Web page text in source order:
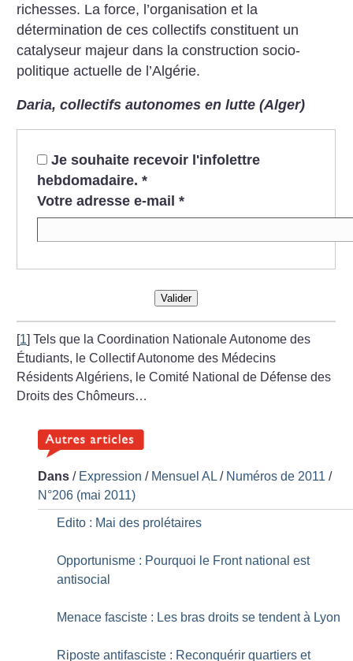
richesses. La force, l’organisation et la
détermination de ces collectifs constituent un
catalyseur majeur dans la construction socio-
politique actuelle de l’Algérie.
Daria, collectifs autonomes en lutte (Alger)
Je souhaite recevoir l'infolettre
hebdomadaire. *
Votre adresse e-mail *
Valider
[1]Tels que la Coordination Nationale Autonome des
Étudiants, le Collectif Autonome des Médecins
Résidents Algériens, le Comité National de Défense des
Droits des Chômeurs…
Dans / Expression / Mensuel AL / Numéros de 2011 /
N°206 (mai 2011)
Edito : Mai des prolétaires
Opportunisme : Pourquoi le Front national est
antisocial
Menace fasciste : Les bras droits se tendent à Lyon
Riposte antifasciste : Reconquérir quartiers et